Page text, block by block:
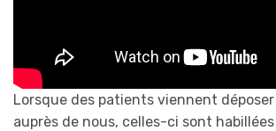
Lorsque des patients viennent
auprès de nous, celles-ci sont